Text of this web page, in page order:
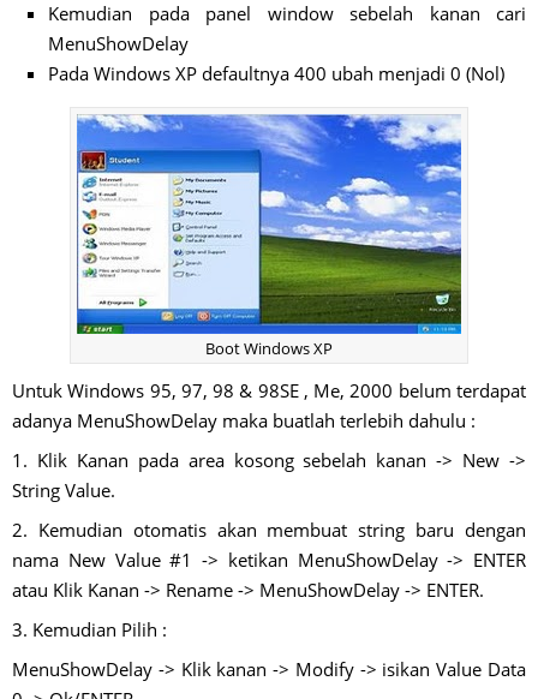
Kemudian pada panel window sebelah kanan cari
MenuShowDelay
Pada Windows XP defaultnya 400 ubah menjadi 0 (Nol)
Boot Windows XP
Untuk Windows 95, 97, 98 & 98SE , Me, 2000 belum terdapat
adanya MenuShowDelay maka buatlah terlebih dahulu :
1. Klik Kanan pada area kosong sebelah kanan -> New ->
String Value.
2. Kemudian otomatis akan membuat string baru dengan
nama New Value #1 -> ketikan MenuShowDelay -> ENTER
atau Klik Kanan -> Rename -> MenuShowDelay -> ENTER.
3. Kemudian Pilih :
MenuShowDelay -> Klik kanan -> Modify -> isikan Value Data